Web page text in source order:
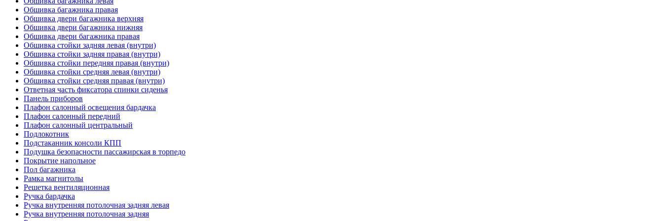
Обшивка багажника правая
Обшивка двери багажника верхняя
Обшивка двери багажника нижняя
Обшивка двери багажника правая
Обшивка стойки задняя левая (внутри)
Обшивка стойки задняя правая (внутри)
Обшивка стойки передняя правая (внутри)
Обшивка стойки средняя левая (внутри)
Обшивка стойки средняя правая (внутри)
Ответная часть фиксатора спинки сиденья
Панель приборов
Плафон салонный освещения бардачка
Плафон салонный передний
Плафон салонный центральный
Подлокотник
Подстаканник консоли КПП
Подушка безопасности пассажирская в торпедо
Покрытие напольное
Пол багажника
Рамка магнитолы
Решетка вентиляционная
Ручка бардачка
Ручка внутренняя потолочная задняя левая
Ручка внутренняя потолочная задняя